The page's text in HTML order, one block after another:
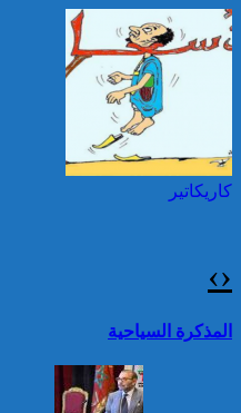
حرائق الغابات : الاتحاد
الأوروبي يعبئ إمكانياته
لدعم فرنسا والبرتغال
بالمناطق الحضرية خلال
بمناسبة عيد العرش المجيد
توقيف شخصين هددا شرطيا
بسكينين خلال محاولة سرقة ليلا
تقرير: 67,7% من الأشخاص في
وضعية إعاقة لم يبلغوا أي مستوى
كاريكاتير
‹
›
المذكرة السياحية